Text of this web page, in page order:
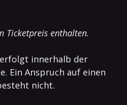
Ticketpreis enthalten.
innerhalb der
Ein Anspruch auf einen
nicht.